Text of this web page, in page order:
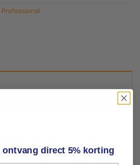
van meerdere lagen
direct 5% korting